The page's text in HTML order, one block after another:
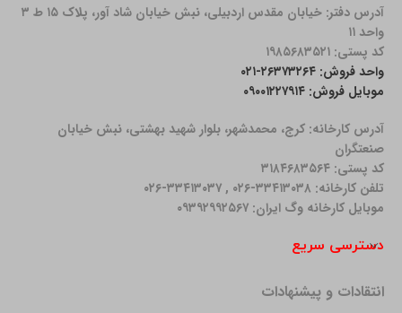
آدرس دفتر: خیابان مقدس اردبیلی، نبش خیابان شاد آور، پلاک ۱۵ ط ۳
واحد ۱۱
کد پستی: ۱۹۸۵۶۸۳۵۲۱
واحد فروش: ۲۶۳۷۳۲۶۴-۰۲۱
موبایل فروش: ۰۹۰۰۱۲۲۷۹۱۴
آدرس کارخانه: كرج، محمدشهر، بلوار شهید بهشتی، نبش خیابان
صنعتگران
کد پستی: ۳۱۸۴۶۸۳۵۶۴
تلفن کارخانه: ۳۳۴۱۳۰۳۸-۰۲۶ , ۳۳۴۱۳۰۳۷-۰۲۶
موبایل کارخانه وگ ایران: ۰۹۳۹۲۹۹۲۵۶۷
دسترسی سریع
انتقادات و پیشنهادات